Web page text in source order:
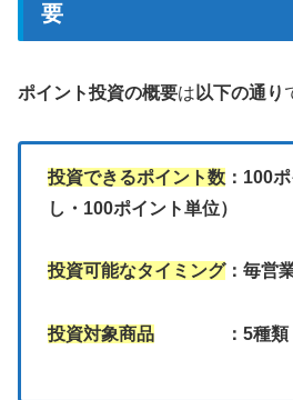
要
ポイント投資の概要は 以下の通り
投資できるポイント数 ：100
し・100ポイント単位）
投資可能なタイミング：毎営
投資対象商品 ：5種類